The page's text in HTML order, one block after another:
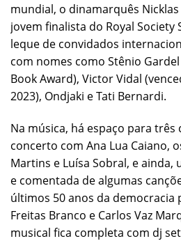
mundial, o dinamarquês
jovem finalista do Royal Society
leque de convidados
com nomes como Stênio
Book Award), Victor Vidal
2023), Ondjaki e Tati Bernardi.
Na música, há espaço para três
concerto com Ana Lua Caiano,
Martins e Luísa Sobral, e ainda,
e comentada de algumas
últimos 50 anos da democracia
Freitas Branco e Carlos Vaz
musical fica completa com dj